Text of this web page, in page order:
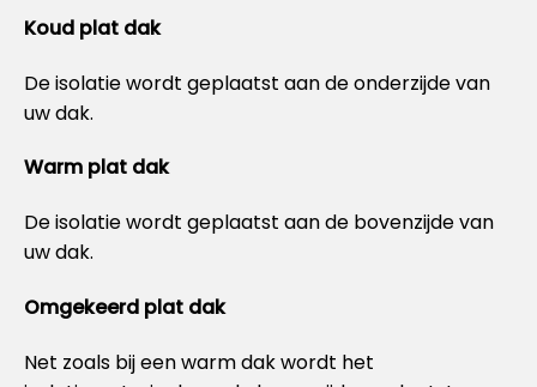
Koud plat dak
De isolatie wordt geplaatst aan de onderzijde van
uw dak.
Warm plat dak
De isolatie wordt geplaatst aan de bovenzijde van
uw dak.
Omgekeerd plat dak
Net zoals bij een warm dak wordt het